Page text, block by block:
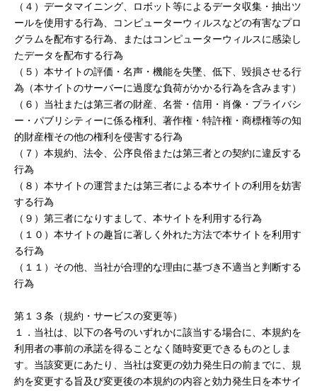
（４）データマイニング、ロボット等によるデータ収集・抽出ツ
ールを使用する行為、コンピューターウィルスなどの有害なプロ
グラムを配布する行為、またはコンピューターウィルスに感染し
たデータを配布する行為
（５）本サイトの評価・名声・機能を失墜、低下、毀損させる行
為（本サイトのサーバーに過度な負荷がかかる行為を含みます）
（６）当社または第三者の財産、名誉・信用・肖像・プライバシ
ー・パブリシティーに係る権利、著作権・特許権・商標権等の知
的財産権その他の権利を侵害する行為
（７）本規約、法令、公序良俗または第三者との契約に違反する
行為
（８）本サイトの運営または第三者による本サイトの利用を妨害
する行為
（９）第三者になりすまして、本サイトを利用する行為
（１０）本サイトの趣旨に著しく外れた方法で本サイトを利用す
る行為
（１１）その他、当社が合理的な理由に基づき不適当と判断する
行為
第１３条（規約・サービスの変更等）
１．当社は、以下の各号のいずれかに該当する場合に、本規約を
利用者の事前の承諾を得ることなく随時変更できるものとしま
す。当該変更にあたり、当社は変更の効力発生日の前までに、規
約を変更する旨及び変更後の本規約の内容と効力発生日を本サイ